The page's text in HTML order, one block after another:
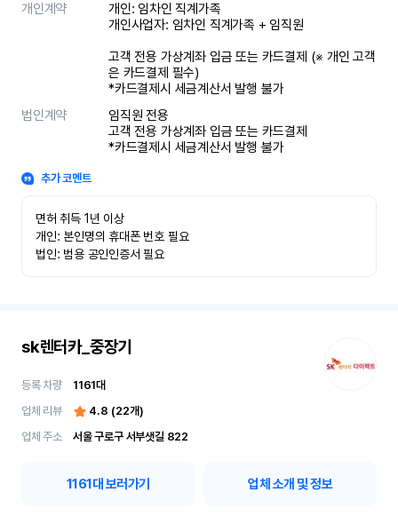
개인계약
개인: 임차인 직계가족
개인사업자: 임차인 직계가족 + 임직원
고객 전용 가상계좌 입금 또는 카드결제 (※ 개인 고객
은 카드결제 필수)
*카드결제시 세금계산서 발행 불가
법인계약
임직원 전용
고객 전용 가상계좌 입금 또는 카드결제
*카드결제시 세금계산서 발행 불가
추가 코멘트
면허 취득 1년 이상
개인: 본인명의 휴대폰 번호 필요
법인: 범용 공인인증서 필요
sk렌터카_중장기
등록 차량 1161대
업체 리뷰
4.8 (22개)
업체 주소
서울 구로구 서부샛길 822
1161대 보러가기 업체 소개 및 정보